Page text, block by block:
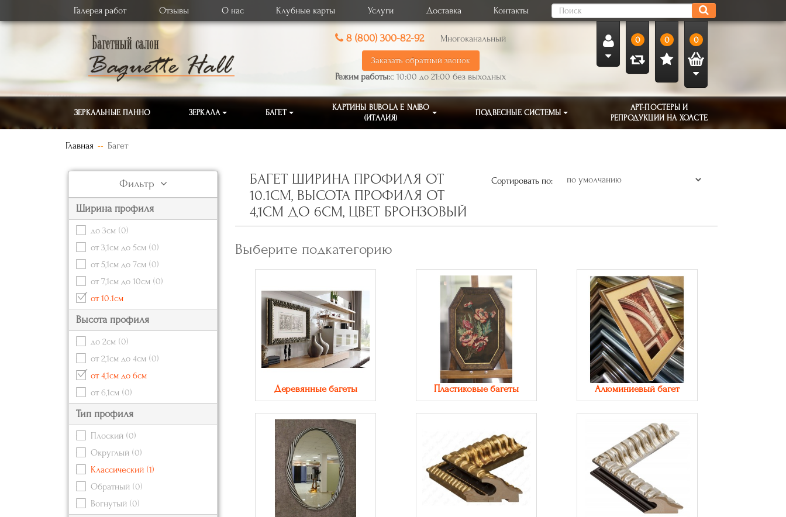
Галерея работ Отзывы О нас Клубные карты Услуги Доставка Контакты
8 (800) 300-82-92 Многоканальный
Заказать обратный звонок
Режим работы:с 10:00 до 21:00 без выходных
0 0 0
ЗЕРКАЛЬНЫЕ ПАННО ЗЕРКАЛА БАГЕТ
КАРТИНЫ BUBOLA E NAIBO
(ИТАЛИЯ)
ПОДВЕСНЫЕ СИСТЕМЫ
АРТ-ПОСТЕРЫ И
РЕПРОДУКЦИИ НА ХОЛСТЕ
Главная Багет
Фильтр
Ширина профиля
до 3см (0)
от 3,1см до 5см (0)
от 5,1см до 7см (0)
от 7,1см до 10см (0)
от 10.1см
Высота профиля
до 2см (0)
от 2,1см до 4см (0)
от 4,1см до 6см
от 6,1см (0)
Тип профиля
Плоский (0)
Округлый (0)
Классический (1)
Обратный (0)
Вогнутый (0)
БАГЕТ ШИРИНА ПРОФИЛЯ ОТ
10.1СМ, ВЫСОТА ПРОФИЛЯ ОТ
4,1СМ ДО 6СМ, ЦВЕТ БРОНЗОВЫЙ
Сортировать по:
Выберите подкатегорию
Деревянные багеты Пластиковые багеты Алюминиевый багет